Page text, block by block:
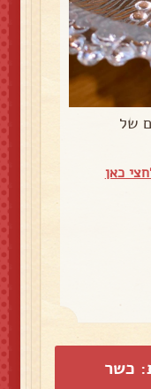
של
כאן
כשר